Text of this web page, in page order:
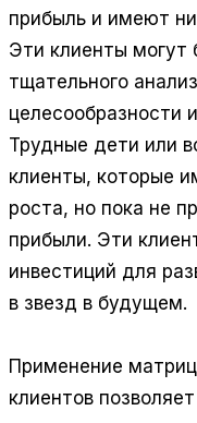
прибыль и имеют
Эти клиенты
тщательного
целесообразности
Трудные дети или
клиенты, которые
роста, но пока не
прибыли. Эти
инвестиций для
в звезд в будущем.
Применение
клиентов